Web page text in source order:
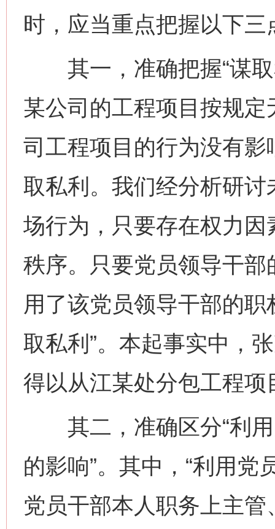
时，应当重点把握以下三
其一，准确把握“谋取
某公司的工程项目按规
司工程项目的行为没有
取私利。我们经分析研
场行为，只要存在权力
秩序。只要党员领导干
用了该党员领导干部的
取私利”。本起事实中，
得以从江某处分包工程项
其二，准确区分“利用
的影响”。其中，“利用党
党员干部本人职务上主